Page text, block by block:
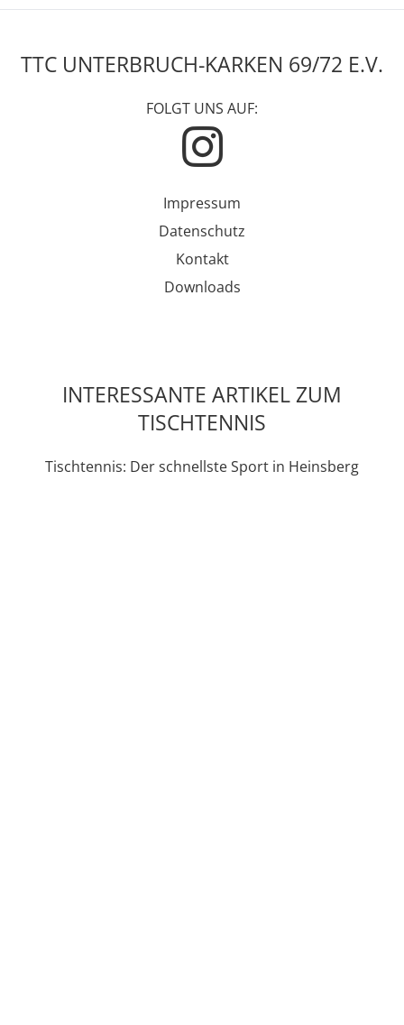
TTC UNTERBRUCH-KARKEN 69/72 E.V.
FOLGT UNS AUF:
Impressum
Datenschutz
Kontakt
Downloads
INTERESSANTE ARTIKEL ZUM
TISCHTENNIS
Tischtennis: Der schnellste Sport in Heinsberg